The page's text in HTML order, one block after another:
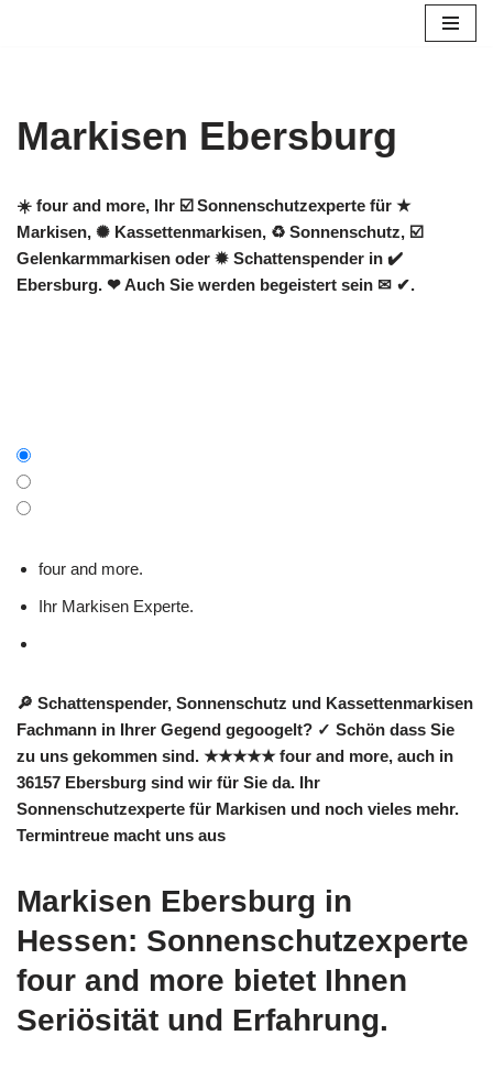
Markisen Ebersburg
☀️ four and more, Ihr ☑️ Sonnenschutzexperte für ★
Markisen, ✺ Kassettenmarkisen, ♻ Sonnenschutz, ☑️
Gelenkarmmarkisen oder ✹ Schattenspender in ✔️
Ebersburg. ❤ Auch Sie werden begeistert sein ✉ ✔.
four and more.
Ihr Markisen Experte.
🔎 Schattenspender, Sonnenschutz und Kassettenmarkisen
Fachmann in Ihrer Gegend gegoogelt? ✓ Schön dass Sie
zu uns gekommen sind. ★★★★★ four and more, auch in
36157 Ebersburg sind wir für Sie da. Ihr
Sonnenschutzexperte für Markisen und noch vieles mehr.
Termintreue macht uns aus
Markisen Ebersburg in
Hessen: Sonnenschutzexperte
four and more bietet Ihnen
Seriösität und Erfahrung.